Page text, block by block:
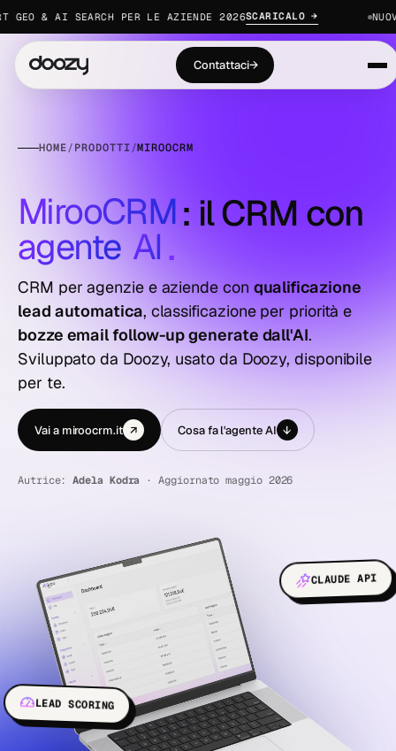
& AI SEARCH PER LE AZIENDE 2026SCARICALO →
Contattaci→
HOME/PRODOTTI/MIROOCRM
MirooCRM: ilCRM con
agente AI.
CRM per agenzie e aziende con qualificazione
lead automatica, classificazione per priorità e
bozze email follow-up generate dall'AI.
Sviluppato da Doozy, usato da Doozy, disponibile
per te.
Vai a miroocrm.it ↗ Cosa fa l'agente AI ↓
Autrice:Adela Kodra · Aggiornato maggio 2026
CLAUDE API
LEAD SCORING